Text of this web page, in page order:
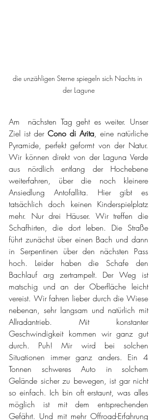
die unzähligen Sterne spiegeln sich Nachts in
der Lagune
Am  nächsten Tag geht es weiter. Unser
Ziel ist der Cono di Arita, eine natürliche
Pyramide, perfekt geformt von der Natur.
Wir können direkt von der Laguna Verde
aus nördlich entlang der Hochebene
weiterfahren, über die noch kleinere
Ansiedlung Antofallita. Hier gibt es
tatsächlich doch keinen Kinderspielplatz
mehr. Nur drei Häuser. Wir treffen die
Schafhirten, die dort leben. Die Straße
führt zunächst über einen Bach und dann
in Serpentinen über den nächsten Pass
hoch. Leider haben die Schafe den
Bachlauf arg zertrampelt. Der Weg ist
matschig und an der Oberfläche leicht
vereist. Wir fahren lieber durch die Wiese
nebenan, sehr langsam und natürlich mit
Allradantrieb. Mit konstanter
Geschwindigkeit kommen wir ganz gut
durch. Puh! Mir wird bei solchen
Situationen immer ganz anders. Ein 4
Tonnen schweres Auto in solchem
Gelände sicher zu bewegen, ist gar nicht
so einfach. Ich bin oft erstaunt, was alles
möglich ist mit dem entsprechenden
Gefährt. Und mit mehr Offroad-Erfahrung